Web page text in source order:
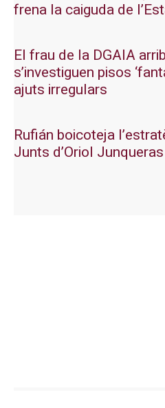
frena la caiguda de
El frau de la DGAIA
s’investiguen pisos
ajuts irregulars
Rufián boicoteja
Junts d’Oriol Junqueras